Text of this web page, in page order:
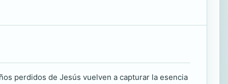
perdidos de Jesús vuelven a capturar la esencia